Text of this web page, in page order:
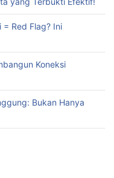
Red Flag? Ini
Koneksi
Bukan Hanya